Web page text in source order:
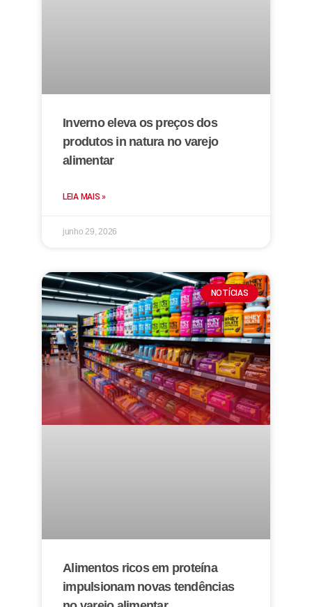
Inverno eleva os preços dos
produtos in natura no varejo
alimentar
LEIA MAIS »
junho 29, 2026
NOTÍCIAS
Alimentos ricos em proteína
impulsionam novas tendências